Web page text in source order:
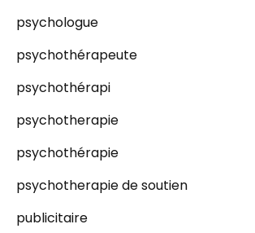
psychologue
psychothérapeute
psychothérapi
psychotherapie
psychothérapie
psychotherapie de soutien
publicitaire